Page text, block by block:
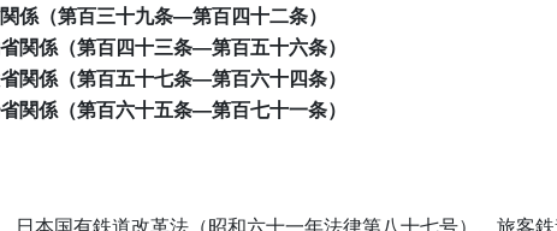
係（第百三十九条―第百四十二条）
関係（第百四十三条―第百五十六条）
関係（第百五十七条―第百六十四条）
関係（第百六十五条―第百七十一条）